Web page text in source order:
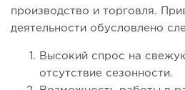
производство и торговля.
деятельности обусловлено
Высокий спрос на
отсутствие сезонности.